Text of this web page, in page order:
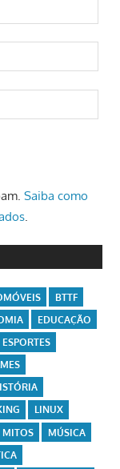
Saiba como
.
BTTF
EDUCAÇÃO
ESPORTES
LINUX
MITOS
MÚSICA